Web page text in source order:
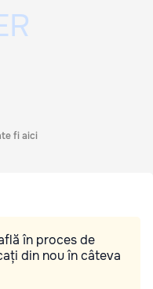
fi aici
în proces de
din nou în câteva